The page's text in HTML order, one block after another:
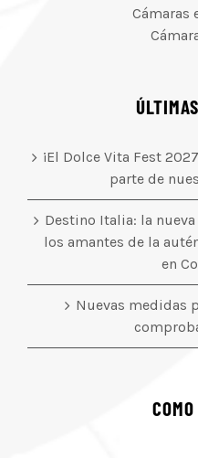
Cámaras
¡El Dolce Vita Fest
parte de
Destino Italia: la
los amantes de la
en
Nuevas medidas